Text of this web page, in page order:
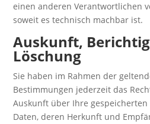
einen anderen Verantwortlichen
soweit es technisch machbar ist.
Auskunft,
Löschung
Sie haben im Rahmen der
Bestimmungen jederzeit das
Auskunft über Ihre
Daten, deren Herkunft und